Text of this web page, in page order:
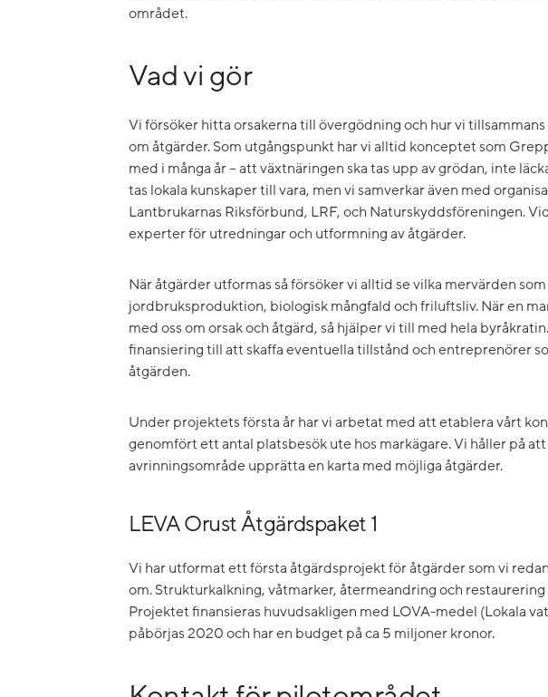
området.
Vad vi gör
Vi försöker hitta orsakerna till övergödning och hur vi tillsammans
om åtgärder. Som utgångspunkt har vi alltid konceptet som
med i många år – att växtnäringen ska tas upp av grödan, inte
tas lokala kunskaper till vara, men vi samverkar även med
Lantbrukarnas Riksförbund, LRF, och Naturskyddsföreningen.
experter för utredningar och utformning av åtgärder.
När åtgärder utformas så försöker vi alltid se vilka mervärden
jordbruksproduktion, biologisk mångfald och friluftsliv. När en
med oss om orsak och åtgärd, så hjälper vi till med hela
finansiering till att skaffa eventuella tillstånd och entreprenörer
åtgärden.
Under projektets första år har vi arbetat med att etablera vårt
genomfört ett antal platsbesök ute hos markägare. Vi håller på
avrinningsområde upprätta en karta med möjliga åtgärder.
LEVA Orust Åtgärdspaket 1
Vi har utformat ett första åtgärdsprojekt för åtgärder som vi
om. Strukturkalkning, våtmarker, återmeandring och restaurering
Projektet finansieras huvudsakligen med LOVA-medel (Lokala
påbörjas 2020 och har en budget på ca 5 miljoner kronor.